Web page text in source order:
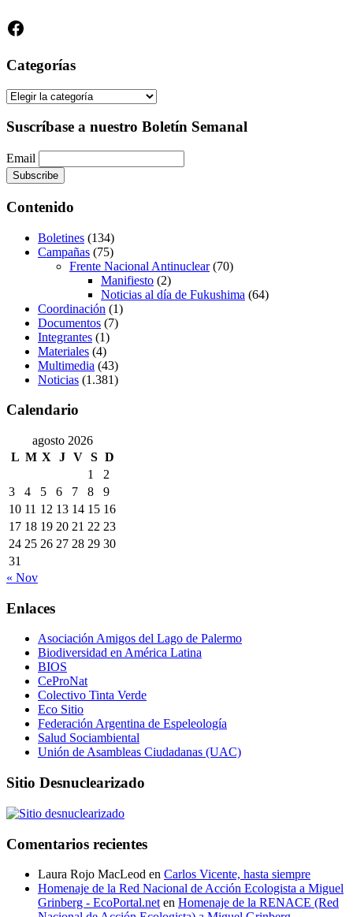
Facebook
Categorías
Categorías
Suscríbase a nuestro Boletín Semanal
Email
Contenido
Boletines (134)
Campañas (75)
Frente Nacional Antinuclear(70)
Manifiesto (2)
Noticias al día de Fukushima (64)
Coordinación (1)
Documentos (7)
Integrantes (1)
Materiales (4)
Multimedia (43)
Noticias (1.381)
Calendario
agosto 2026
L M X J V S D
1
2
3
4 5 6 7 8
9
10 11 12 13 14 15 16
17 18 19 20 21 22 23
24 25 26 27 28 29 30
31
« Nov
Enlaces
Asociación Amigos del Lago de Palermo
Biodiversidad en América Latina
BIOS
CeProNat
Colectivo Tinta Verde
Eco Sitio
Federación Argentina de Espeleología
Salud Sociambiental
Unión de Asambleas Ciudadanas (UAC)
Sitio Desnuclearizado
Comentarios recientes
Laura Rojo MacLeod en Carlos Vicente, hasta siempre
Homenaje de la Red Nacional de Acción Ecologista a Miguel
Grinberg - EcoPortal.net en Homenaje de la RENACE (Red